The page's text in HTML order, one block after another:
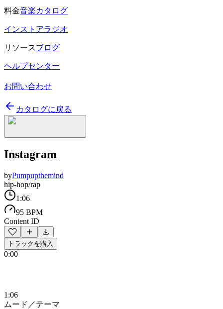
料金音楽カタログ
インストアラジオ
リソースブログ
ヘルプセンター
お問い合わせ
カタログに戻る
Instagram
byPumpupthemind
hip-hop/rap
1:06
95 BPM
Content ID
トラックを購入
0:00
1:06
ムード／テーマ